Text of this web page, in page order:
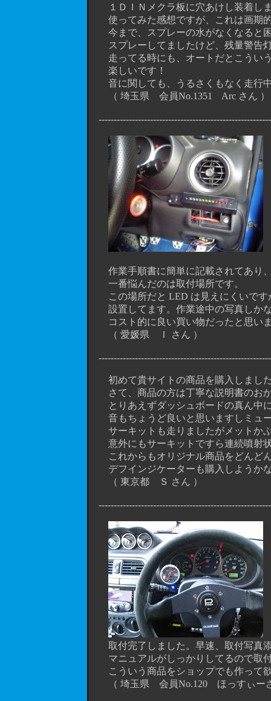
１ＤＩＮメクラ板に穴あけし装着し
使ってみた感想ですが、これは画期
今まで、スプレーの水がなくなると困
スプレーしてましたけど、残量警告灯
走ってる時にも、オートだとこういう
楽しいです！
音に関しても、うるさくもなく走行中
（ 埼玉県 会員No.1351 Arc さ
作業手順書に簡単に記載されてあり
一番悩んだのは取付場所です。
この場所だと LED は見えにくいです
設置してます。作業途中の写真しか
コスト的に良い買い物だったと思い
（ 愛媛県 Ｉ さん ）
初めて貴サイトの商品を購入しまし
さて、商品の方は丁寧な説明書のおか
とりあえずダッシュボードの真ん中に
音もちょうど良いと思いますしミュ
サーキットも走りましたがメットか
意外にもサーキットですら連続噴射
これからもオリジナル商品をどんど
デフインジケーターも購入しようか
（ 東京都 Ｓ さん ）
取付完了しました。早速、取付写真
マニュアルがしっかりしてるので取付
こういう商品をショップでも作って
（ 埼玉県 会員No.120 ほっすぃ